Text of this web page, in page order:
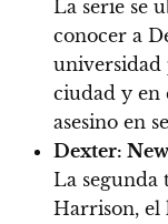
La serie se
conocer a
universidad
ciudad y en
asesino en
Dexter:
La segunda
Harrison, el